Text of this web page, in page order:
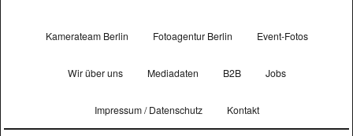
Kamerateam Berlin Fotoagentur Berlin Event-Fotos
Wir über uns Mediadaten B2B Jobs
Impressum / Datenschutz Kontakt